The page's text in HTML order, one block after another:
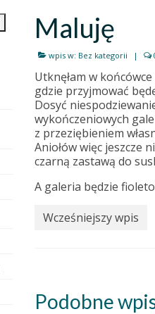
Maluję
wpis w: Bez kategorii |
Utknęłam w
gdzie przyjmować
Dosyć
wykończeniowych
z przeziębieniem
Aniołów więc jeszcze
czarną zastawą do
A galeria będzie
Wcześniejszy wpis
Podobne